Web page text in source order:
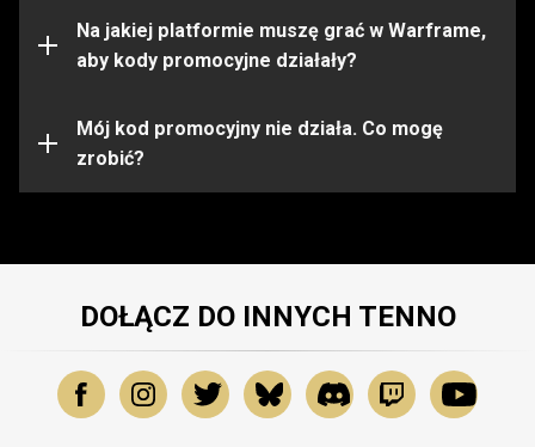
Na jakiej platformie muszę grać w Warframe,
aby kody promocyjne działały?
kodu upewnij się, że jesteś zalogowany na konto
Warframe na właściwej platformie.
Mój kod promocyjny nie działa. Co mogę
zrobić?
wykorzystany. Aby uzyskać dalszą pomoc, prosimy
skontaktować się z
DOŁĄCZ DO INNYCH TENNO